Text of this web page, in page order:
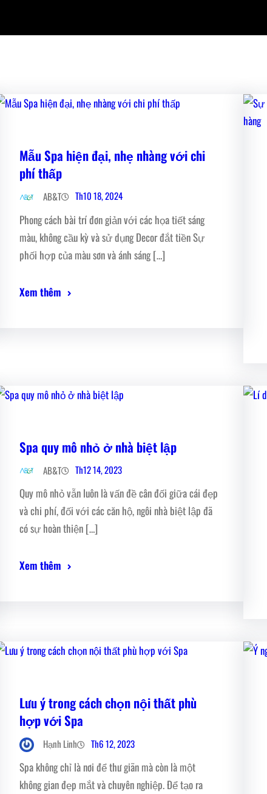
Mẫu Spa hiện đại, nhẹ nhàng với chi
phí thấp
AB&T Th10 18, 2024
Phong cách bài trí đơn giản với các họa tiết sáng
màu, không cầu kỳ và sử dụng Decor đắt tiền Sự
phối hợp của màu sơn và ánh sáng […]
Xem thêm
Spa quy mô nhỏ ở nhà biệt lập
AB&T Th12 14, 2023
Quy mô nhỏ vẫn luôn là vấn đề cân đối giữa cái đẹp
và chi phí, đối với các căn hộ, ngôi nhà biệt lập đã
có sự hoàn thiện […]
Xem thêm
Lưu ý trong cách chọn nội thất phù
hợp với Spa
Hạnh Linh Th6 12, 2023
Spa không chỉ là nơi để thư giãn mà còn là một
không gian đẹp mắt và chuyên nghiệp. Để tạo ra